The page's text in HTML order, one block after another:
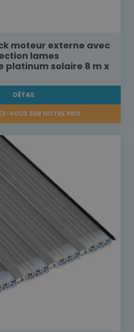
moteur externe avec
lames
platinum solaire 8 m x
DÉTAIL
VOUS SUR NOTRE PRIX